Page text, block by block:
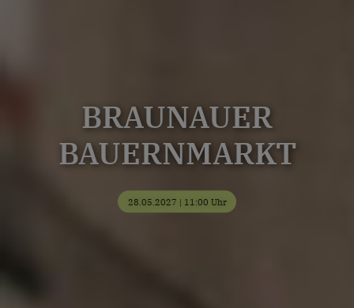
BRAUNAUER
BAUERNMARKT
28.05.2027 | 11:00 Uhr